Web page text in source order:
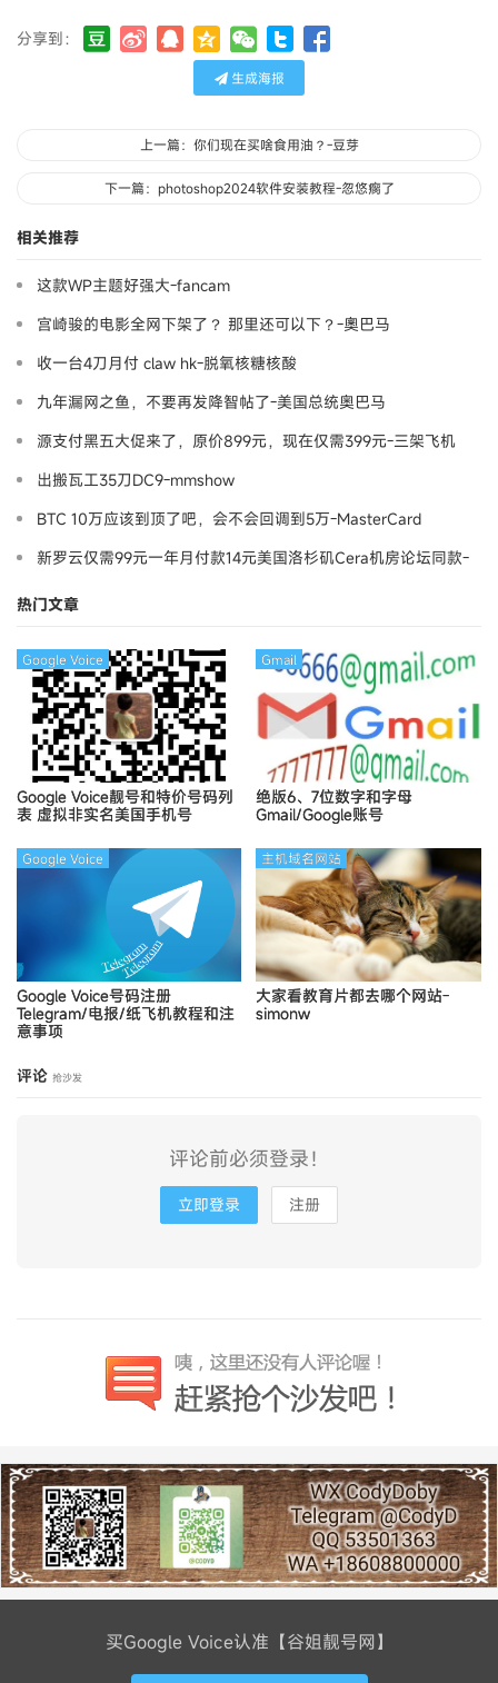
分享到：
生成海报
上一篇：你们现在买啥食用油？-豆芽
下一篇：photoshop2024软件安装教程-忽悠瘸了
相关推荐
这款WP主题好强大-fancam
宫崎骏的电影全网下架了？ 那里还可以下？-奧巴马
收一台4刀月付 claw hk-脱氧核糖核酸
九年漏网之鱼，不要再发降智帖了-美国总统奥巴马
源支付黑五大促来了，原价899元，现在仅需399元-三架飞机
出搬瓦工35刀DC9-mmshow
BTC 10万应该到顶了吧，会不会回调到5万-MasterCard
新罗云仅需99元一年月付款14元美国洛杉矶Cera机房论坛同款-
热门文章
Google Voice靓号和特价号码列
表 虚拟非实名美国手机号
Google Voice
绝版6、7位数字和字母
Gmail/Google账号
Gmail
Google Voice号码注册
Telegram/电报/纸飞机教程和注
意事项
Google Voice
大家看教育片都去哪个网站-
simonw
主机域名网站
评论 抢沙发
评论前必须登录！
立即登录 注册
买Google Voice认准【谷姐靓号网】